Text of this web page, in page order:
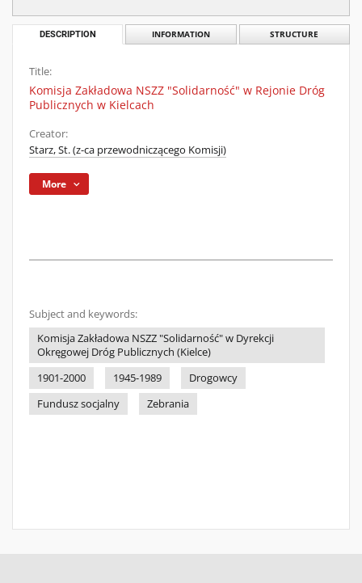
DESCRIPTION INFORMATION STRUCTURE
Title:
Komisja Zakładowa NSZZ "Solidarność" w Rejonie Dróg
Publicznych w Kielcach
Creator:
Starz, St. (z-ca przewodniczącego Komisji)
More
Subject and keywords:
Komisja Zakładowa NSZZ "Solidarność" w Dyrekcji
Okręgowej Dróg Publicznych (Kielce)
1901-2000
1945-1989
Drogowcy
Fundusz socjalny
Zebrania